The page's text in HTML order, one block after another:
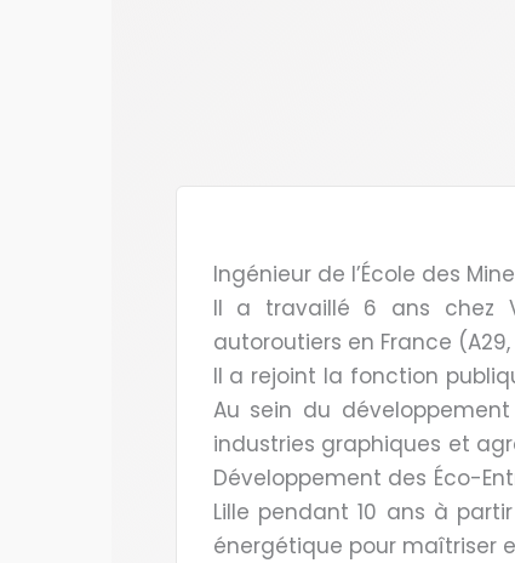
Ingénieur de l’École des
Il a travaillé 6 ans chez
autoroutiers en France (A29,
Il a rejoint la fonction
Au sein du
industries graphiques et
Développement des Éco-
Lille pendant 10 ans à
énergétique pour maîtriser